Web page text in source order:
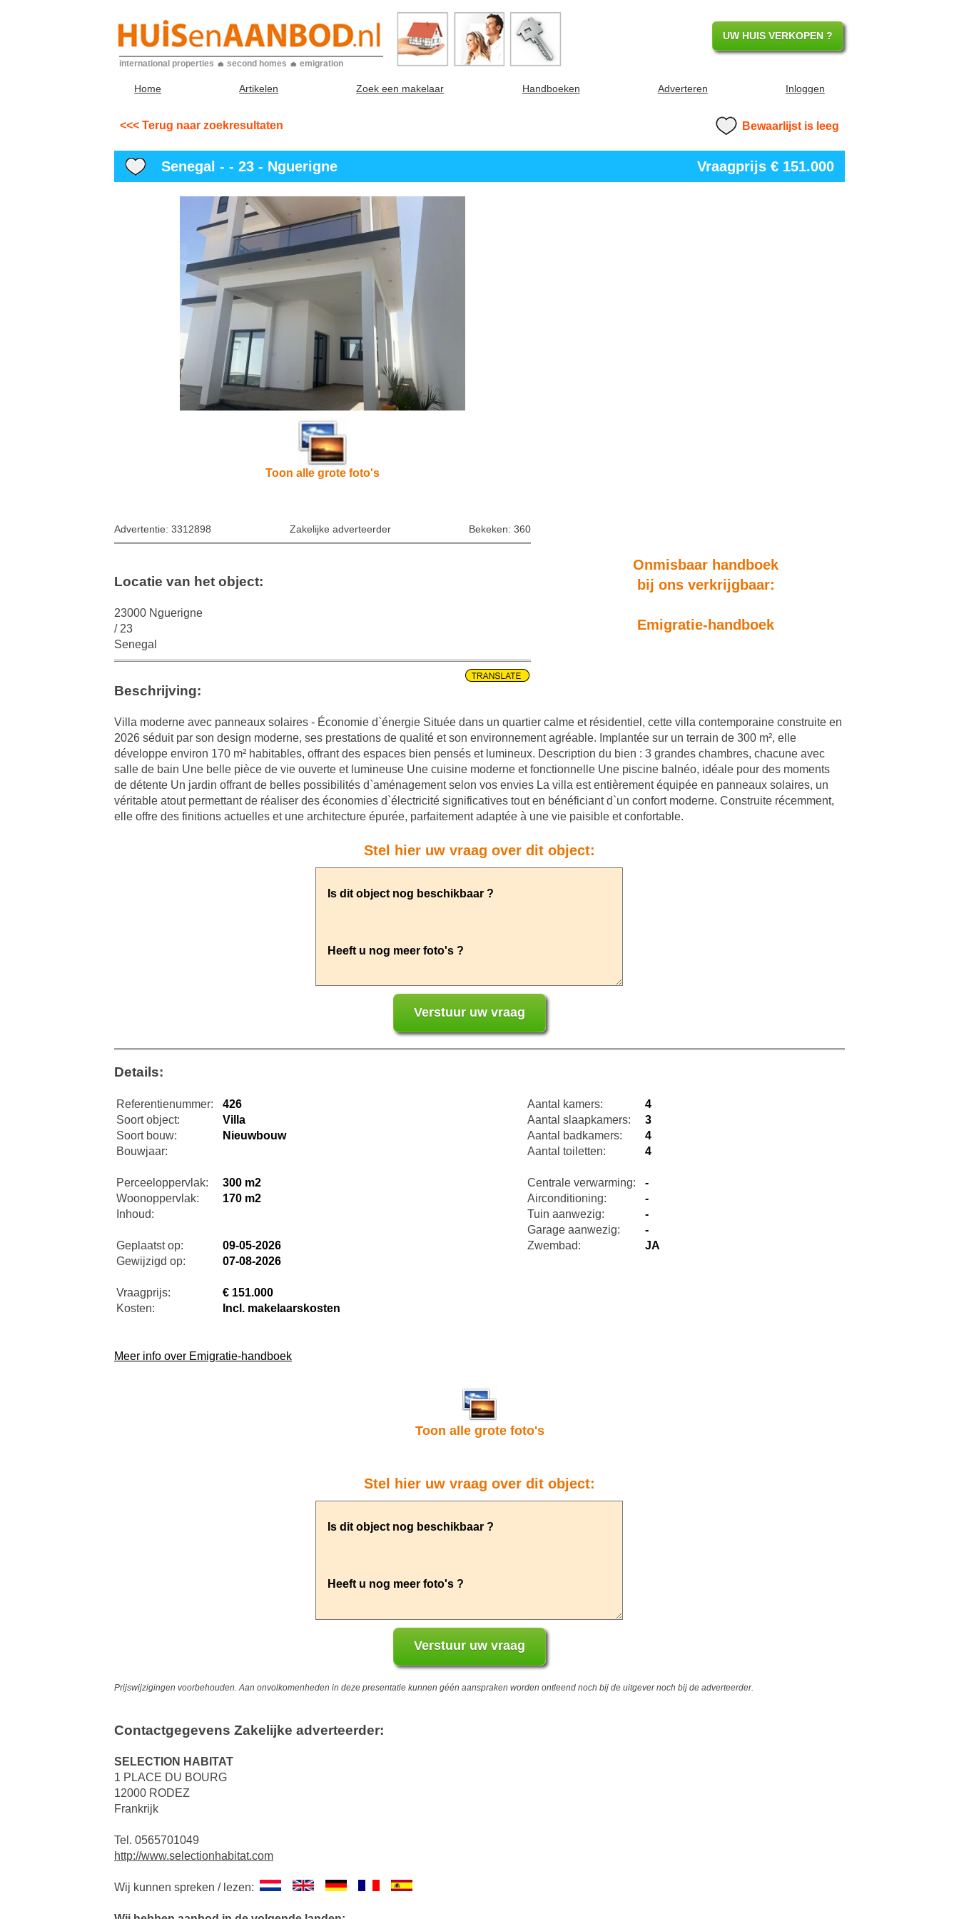
international properties second homes emigration
UW HUIS VERKOPEN ?
Home Artikelen Zoek een makelaar Handboeken Adverteren Inloggen
<<< Terug naar zoekresultaten Bewaarlijst is leeg
Senegal - - 23 - Nguerigne Vraagprijs € 151.000
Toon alle grote foto's
Advertentie: 3312898 Zakelijke adverteerder Bekeken: 360
Onmisbaar handboek
bij ons verkrijgbaar:
Emigratie-handboek
Locatie van het object:
23000 Nguerigne
/ 23
Senegal
Beschrijving:
Villa moderne avec panneaux solaires - Économie d`énergie Située dans un quartier calme et résidentiel, cette villa contemporaine construite en
2026 séduit par son design moderne, ses prestations de qualité et son environnement agréable. Implantée sur un terrain de 300 m², elle
développe environ 170 m² habitables, offrant des espaces bien pensés et lumineux. Description du bien : 3 grandes chambres, chacune avec
salle de bain Une belle pièce de vie ouverte et lumineuse Une cuisine moderne et fonctionnelle Une piscine balnéo, idéale pour des moments
de détente Un jardin offrant de belles possibilités d`aménagement selon vos envies La villa est entièrement équipée en panneaux solaires, un
véritable atout permettant de réaliser des économies d`électricité significatives tout en bénéficiant d`un confort moderne. Construite récemment,
elle offre des finitions actuelles et une architecture épurée, parfaitement adaptée à une vie paisible et confortable.
Stel hier uw vraag over dit object:
Details:
Referentienummer:
426
Soort object:
Villa
Soort bouw:
Nieuwbouw
Bouwjaar:
Perceeloppervlak:
300 m2
Woonoppervlak:
170 m2
Inhoud:
Geplaatst op:
09-05-2026
Gewijzigd op:
07-08-2026
Vraagprijs:
€ 151.000
Kosten:
Incl. makelaarskosten
Aantal kamers:
4
Aantal slaapkamers:
3
Aantal badkamers:
4
Aantal toiletten:
4
Centrale verwarming:
-
Airconditioning:
-
Tuin aanwezig:
-
Garage aanwezig:
-
Zwembad:
JA
Meer info over Emigratie-handboek
Toon alle grote foto's
Stel hier uw vraag over dit object:
Prijswijzigingen voorbehouden. Aan onvolkomenheden in deze presentatie kunnen géén aanspraken worden ontleend noch bij de uitgever noch bij de adverteerder.
Contactgegevens Zakelijke adverteerder:
SELECTION HABITAT
1 PLACE DU BOURG
12000 RODEZ
Frankrijk
Tel. 0565701049
http://www.selectionhabitat.com
Wij kunnen spreken / lezen: